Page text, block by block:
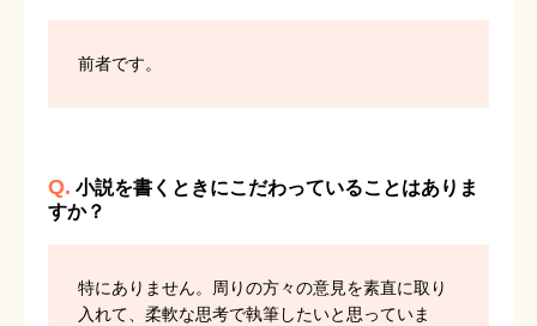
前者です。
Q. 小説を書くときにこだわっていることはありま
すか？
特にありません。周りの方々の意見を素直に取り
入れて、柔軟な思考で執筆したいと思っていま